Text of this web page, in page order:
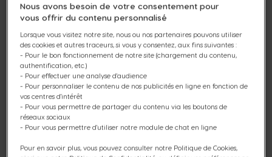
KITKAT® BY NESCAFÉ®
DOLCE GUSTO® 48
CAPSULES
Notes de cacao et de gaufrette
(0)
Icône capsules
Nous avons besoin de votre consentement pour
vous offrir du contenu personnalisé
Lorsque vous visitez notre site, nous ou nos partenaires pouvons utiliser
des cookies et autres traceurs, si vous y consentez, aux fins suivantes :
- Pour le bon fonctionnement de notre site (chargement du contenu,
authentification, etc.)
- Pour effectuer une analyse d'audience
- Pour personnaliser le contenu de nos publicités en ligne en fonction de
vos centres d'intérêt
- Pour vous permettre de partager du contenu via les boutons de
réseaux sociaux
- Pour vous permettre d'utiliser notre module de chat en ligne
Pour en savoir plus, vous pouvez consulter notre Politique de Cookies,